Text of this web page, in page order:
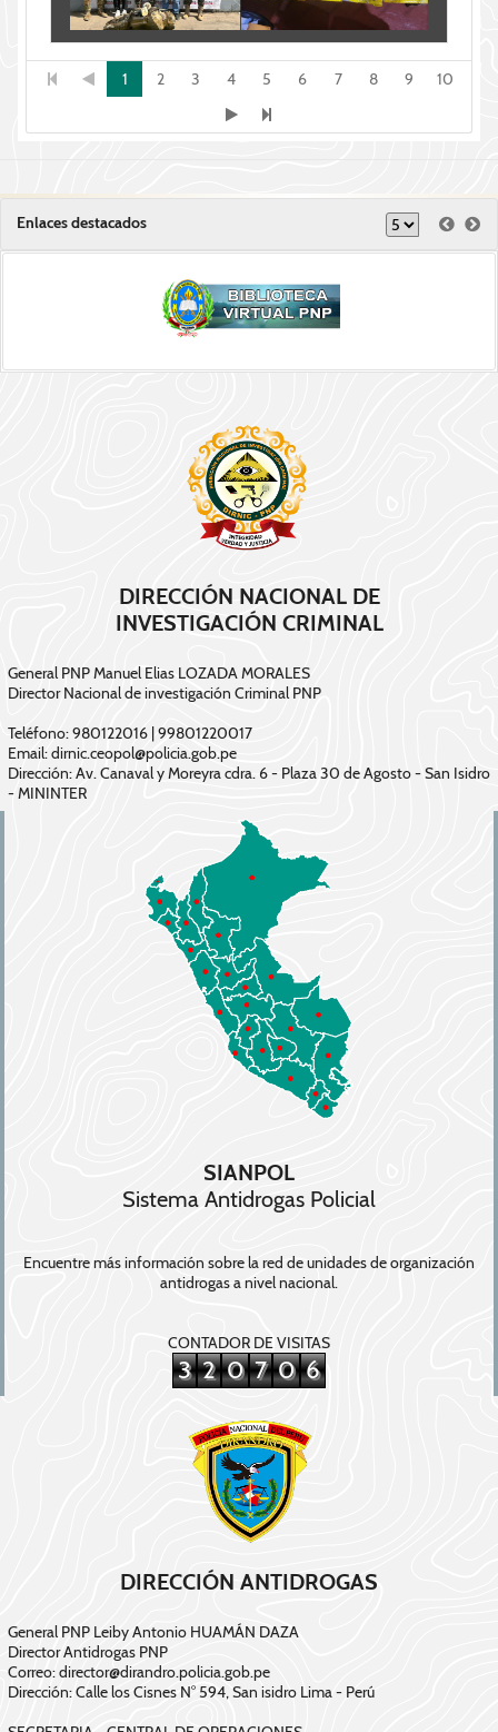
1 2 3 4 5 6 7 8 9 10
Enlaces destacados
DIRECCIÓN NACIONAL DE
INVESTIGACIÓN CRIMINAL
General PNP Manuel Elias LOZADA MORALES
Director Nacional de investigación Criminal PNP
Teléfono: 980122016 | 99801220017
Email: dirnic.ceopol@policia.gob.pe
Dirección: Av. Canaval y Moreyra cdra. 6 - Plaza 30 de Agosto - San Isidro
- MININTER
SIANPOL
Sistema Antidrogas Policial
Encuentre más información sobre la red de unidades de organización
antidrogas a nivel nacional.
CONTADOR DE VISITAS
3 2 0 7 0 6
DIRECCIÓN ANTIDROGAS
General PNP Leiby Antonio HUAMÁN DAZA
Director Antidrogas PNP
Correo: director@dirandro.policia.gob.pe
Dirección: Calle los Cisnes N° 594, San isidro Lima - Perú